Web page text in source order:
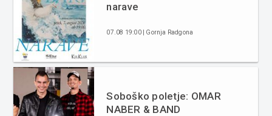
narave
07.08 19:00 | Gornja Radgona
Soboško poletje: OMAR
NABER & BAND